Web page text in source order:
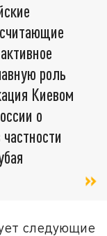
роль
Киевом
о
следующие